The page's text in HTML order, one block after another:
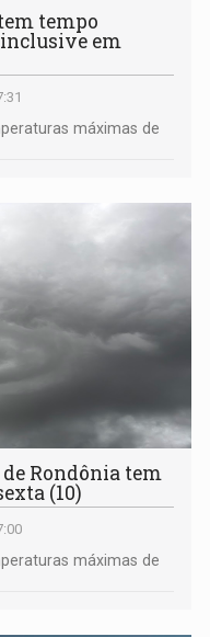
tempo
inclusive em
máximas de
de Rondônia tem
(10)
máximas de